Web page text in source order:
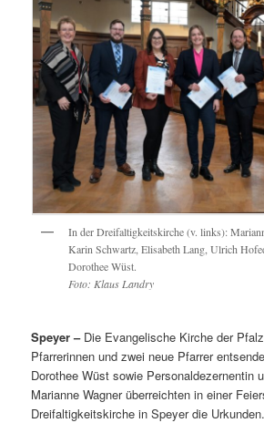
In der Dreifaltigkeitskirche (v. links):
Karin Schwartz, Elisabeth Lang, Ulrich
Dorothee Wüst.
Foto: Klaus Landry
Speyer –Die Evangelische Kirche der
Pfarrerinnen und zwei neue Pfarrer
Dorothee Wüst sowie Personaldezernentin
Marianne Wagner überreichten in einer
Dreifaltigkeitskirche in Speyer die Urkunden.